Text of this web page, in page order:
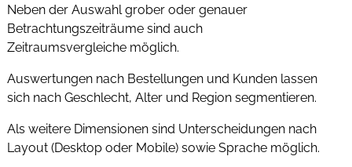
Neben der Auswahl grober oder genauer
Betrachtungszeiträume sind auch
Zeitraumsvergleiche möglich.
Auswertungen nach Bestellungen und Kunden lassen
sich nach Geschlecht, Alter und Region segmentieren.
Als weitere Dimensionen sind Unterscheidungen nach
Layout (Desktop oder Mobile) sowie Sprache möglich.